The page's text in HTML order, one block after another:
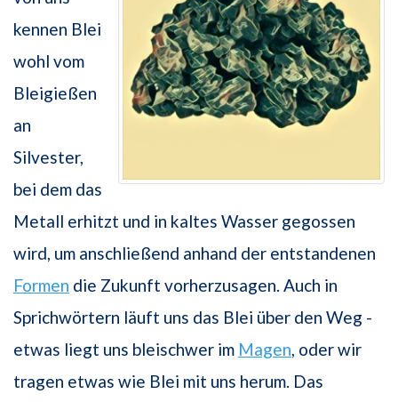
kennen Blei
wohl vom
Bleigießen
an
Silvester,
bei dem das
Metall erhitzt und in kaltes Wasser gegossen
wird, um anschließend anhand der entstandenen
Formen die Zukunft vorherzusagen. Auch in
Sprichwörtern läuft uns das Blei über den Weg -
etwas liegt uns bleischwer im Magen, oder wir
tragen etwas wie Blei mit uns herum. Das